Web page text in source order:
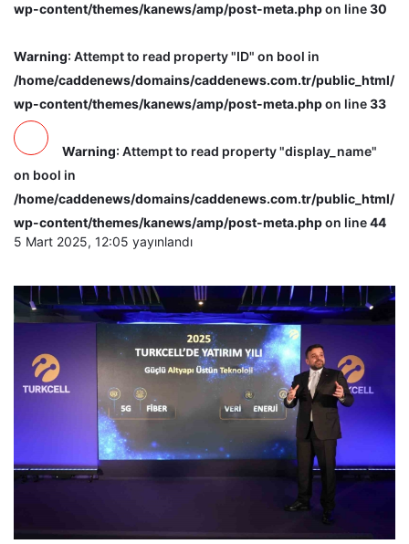
wp-content/themes/kanews/amp/post-meta.phpon line30
Warning: Attempt to read property "ID" on bool in
/home/caddenews/domains/caddenews.com.tr/public_html/
wp-content/themes/kanews/amp/post-meta.phpon line33
Warning: Attempt to read property "display_name"
on bool in
/home/caddenews/domains/caddenews.com.tr/public_html/
wp-content/themes/kanews/amp/post-meta.phpon line44
5 Mart 2025, 12:05 yayınlandı